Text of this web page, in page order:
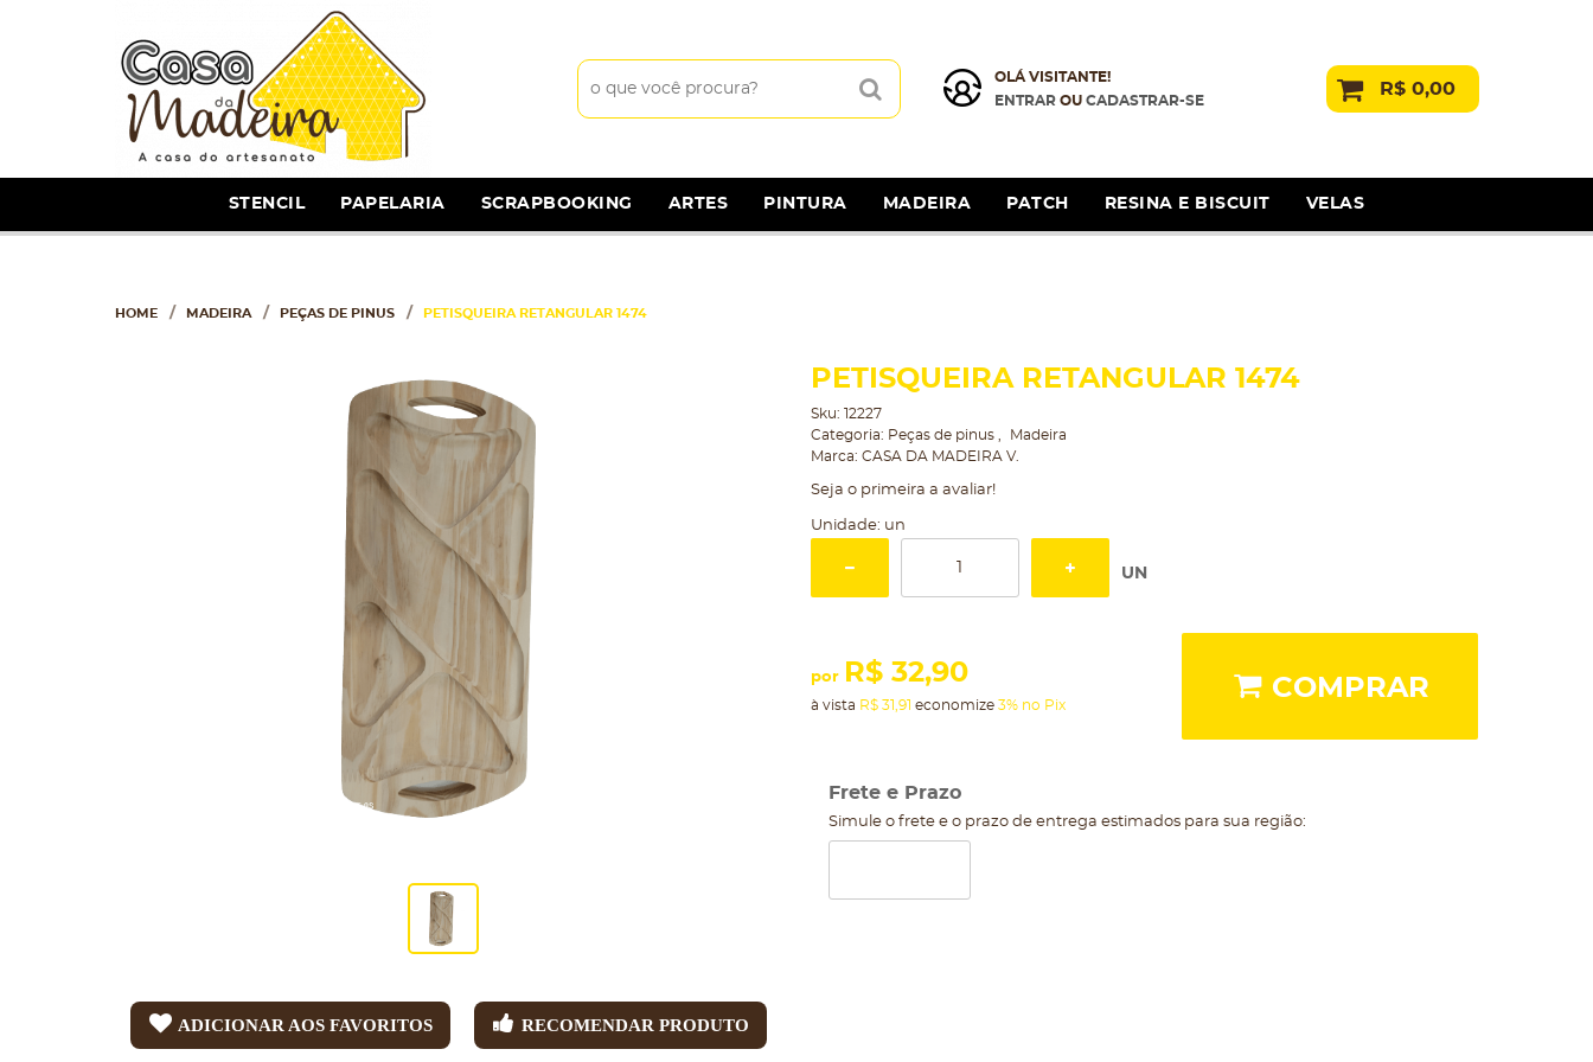
OLÁ VISITANTE!
ENTRAROU CADASTRAR-SE
R$ 0,00
STENCIL PAPELARIA SCRAPBOOKING ARTES PINTURA MADEIRA PATCH RESINA E BISCUIT VELAS
HOME MADEIRA PEÇAS DE PINUS PETISQUEIRA RETANGULAR 1474
ADICIONAR AOS FAVORITOS RECOMENDAR PRODUTO
PETISQUEIRA RETANGULAR 1474
Sku: 12227
Categoria: Peças de pinus
Madeira
Marca: CASA DA MADEIRA V.
Seja o primeira a avaliar!
Unidade: un
UN
por R$ 32,90
à vista R$ 31,91 economize 3% no Pix
COMPRAR
Frete e Prazo
Simule o frete e o prazo de entrega estimados para sua região: